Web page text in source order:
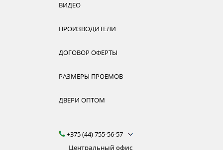
ВИДЕО
ПРОИЗВОДИТЕЛИ
ДОГОВОР ОФЕРТЫ
РАЗМЕРЫ ПРОЕМОВ
ДВЕРИ ОПТОМ
+375 (44) 755-56-57
Центральный офис